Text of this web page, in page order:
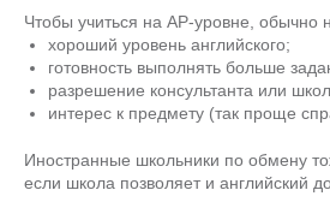
Чтобы учиться на AP-уровне, обычно
хороший уровень английского;
готовность выполнять больше
разрешение консультанта или
интерес к предмету (так проще
Иностранные школьники по обмену
если школа позволяет и английский